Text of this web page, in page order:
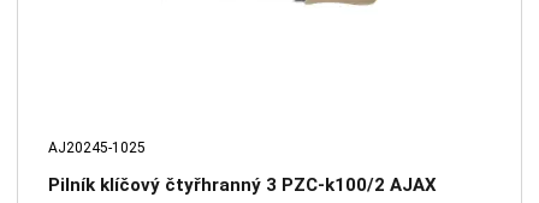
AJ20245-1025
Pilník klíčový čtyřhranný 3 PZC-k100/2 AJAX